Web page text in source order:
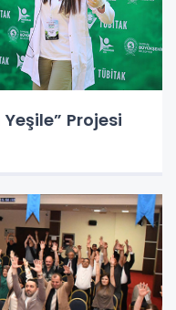
Projesi